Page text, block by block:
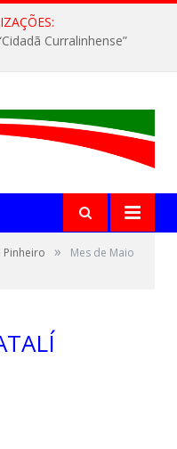
Curralinhense”
Pinheiro »
Mes de Maio